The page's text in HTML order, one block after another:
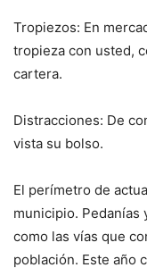
Tropiezos: En
tropieza con usted,
cartera.
Distracciones: De
vista su bolso.
El perímetro de
municipio. Pedanías
como las vías que
población. Este año